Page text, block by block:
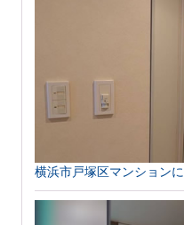
横浜市戸塚区マンション